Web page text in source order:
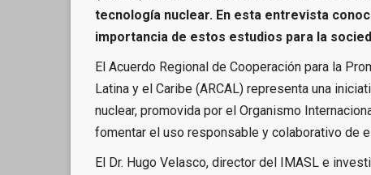
tecnología nuclear. En esta entrevista
importancia de estos estudios para la
El Acuerdo Regional de Cooperación para la
Latina y el Caribe (ARCAL) representa una
nuclear, promovida por el Organismo
fomentar el uso responsable y colaborativo de
El Dr. Hugo Velasco, director del IMASL e